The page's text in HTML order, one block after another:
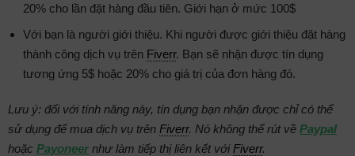
20% cho lần đặt hàng đầu tiên. Giới hạn ở mức 100$
Với bạn là người giới thiệu. Khi người được giới thiệu đặt hàng
thành công dịch vụ trên Fiverr. Bạn sẽ nhận được tín dụng
tương ứng 5$ hoặc 20% cho giá trị của đơn hàng đó.
Lưu ý: đối với tính năng này, tín dụng bạn nhận được chỉ có thể
sử dụng để mua dịch vụ trên Fiverr. Nó không thể rút về Paypal
hoặc Payoneer như làm tiếp thị liên kết với Fiverr.